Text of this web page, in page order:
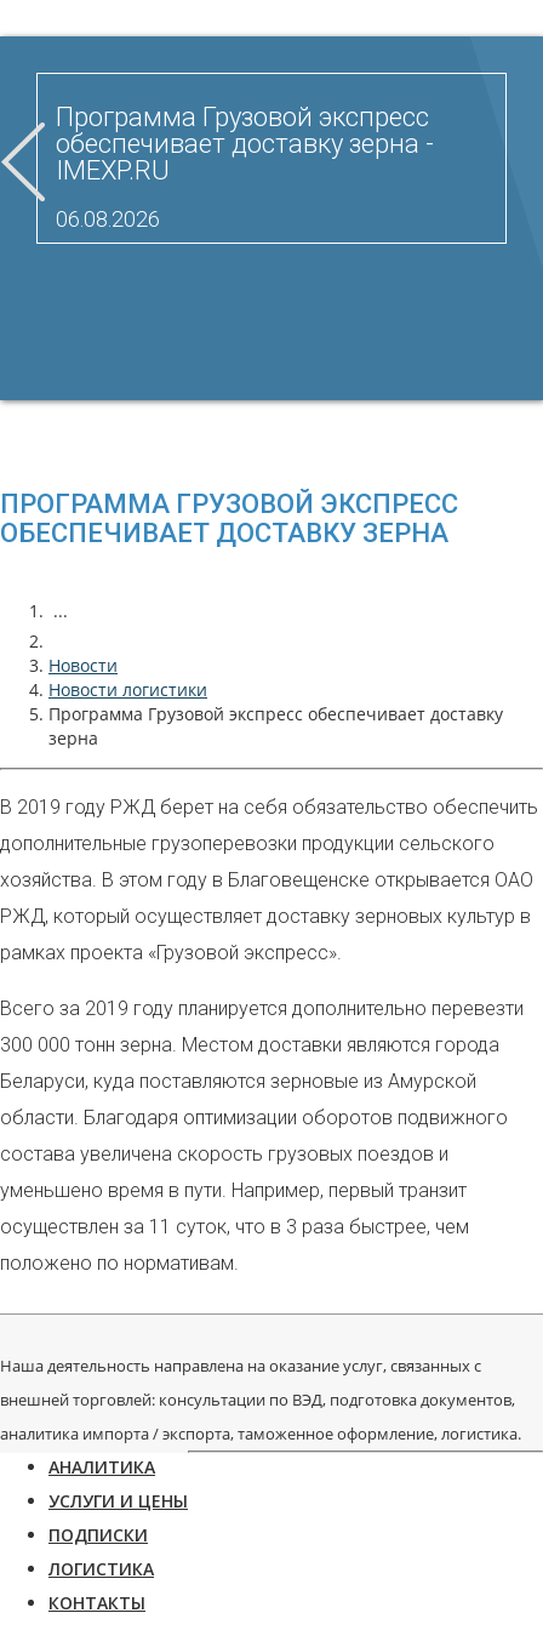
Программа Грузовой экспресс
обеспечивает доставку зерна -
IMEXP.RU
06.08.2026
ПРОГРАММА ГРУЗОВОЙ ЭКСПРЕСС
ОБЕСПЕЧИВАЕТ ДОСТАВКУ ЗЕРНА
...
Новости
Новости логистики
Программа Грузовой экспресс обеспечивает доставку
зерна
В 2019 году РЖД берет на себя обязательство обеспечить
дополнительные грузоперевозки продукции сельского
хозяйства. В этом году в Благовещенске открывается ОАО
РЖД, который осуществляет доставку зерновых культур в
рамках проекта «Грузовой экспресс».
Всего за 2019 году планируется дополнительно перевезти
300 000 тонн зерна. Местом доставки являются города
Беларуси, куда поставляются зерновые из Амурской
области. Благодаря оптимизации оборотов подвижного
состава увеличена скорость грузовых поездов и
уменьшено время в пути. Например, первый транзит
осуществлен за 11 суток, что в 3 раза быстрее, чем
положено по нормативам.
Наша деятельность направлена на оказание услуг, связанных с
внешней торговлей: консультации по ВЭД, подготовка документов,
аналитика импорта / экспорта, таможенное оформление, логистика.
АНАЛИТИКА
УСЛУГИ И ЦЕНЫ
ПОДПИСКИ
ЛОГИСТИКА
КОНТАКТЫ